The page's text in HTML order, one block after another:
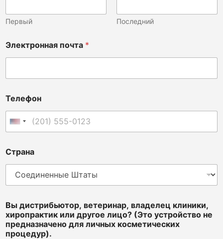
к
Э
л
к
р
н
а
к
л
к
и
,
Первый Последний
Электронная почта *
Телефон
Соединенные Штаты +1
Страна
Вы дистрибьютор, ветеринар, владелец клиники,
хиропрактик или другое лицо? (Это устройство не
предназначено для личных косметических
процедур).